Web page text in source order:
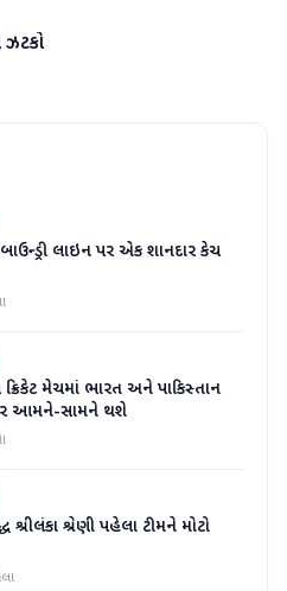
ઝટકો
લાઇન પર એક શાનદાર કેચ
મેચમાં ભારત અને પાકિસ્તાન
આમને-સામને થશે
શ્રીલંકા શ્રેણી પહેલા ટીમને મોટો